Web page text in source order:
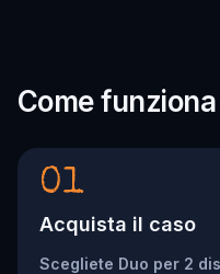
Come funziona
01
Acquista il caso
Scegliete Duo per 2